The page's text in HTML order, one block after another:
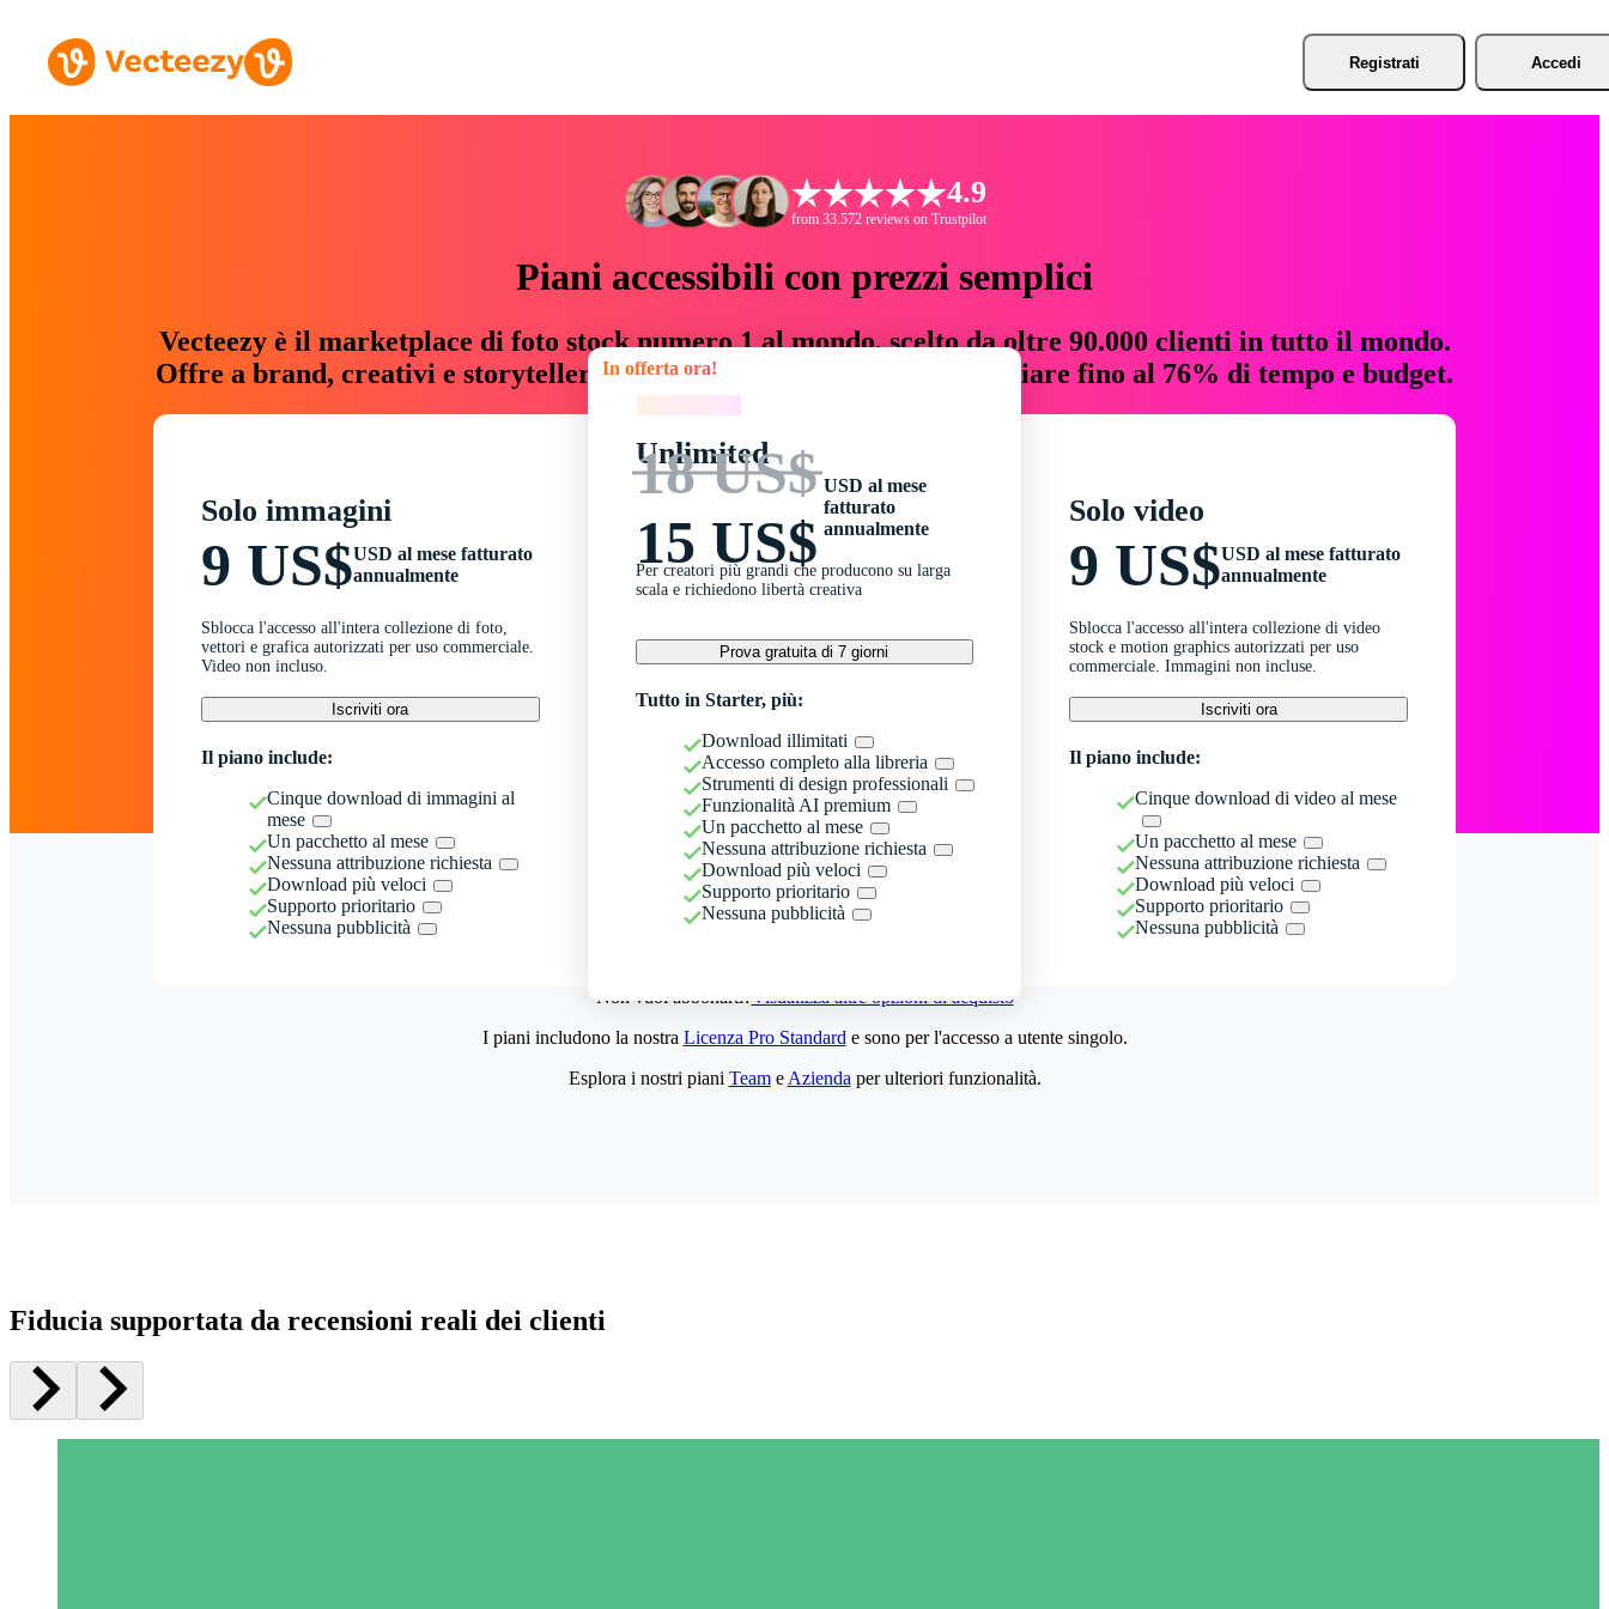
Registrati Accedi
4.9
from 33.572 reviews on Trustpilot
Piani accessibili con prezzi semplici
Vecteezy è il marketplace di foto stock numero 1 al mondo, scelto da oltre 90.000 clienti in tutto il mondo.
Offre a brand, creativi e storyteller risorse creative che fanno risparmiare fino al 76% di tempo e budget.
Solo immagini
9 US$USD al mese fatturato
annualmente
Sblocca l'accesso all'intera collezione di foto,
vettori e grafica autorizzati per uso commerciale.
Video non incluso.
Iscriviti ora
Il piano include:
Cinque download di immagini al
mese
Un pacchetto al mese
Nessuna attribuzione richiesta
Download più veloci
Supporto prioritario
Nessuna pubblicità
In offerta ora!
Unlimited
18 US$
15 US$
USD al mese
fatturato
annualmente
Per creatori più grandi che producono su larga
scala e richiedono libertà creativa
Prova gratuita di 7 giorni
Tutto in Starter, più:
Download illimitati
Accesso completo alla libreria
Strumenti di design professionali
Funzionalità AI premium
Un pacchetto al mese
Nessuna attribuzione richiesta
Download più veloci
Supporto prioritario
Nessuna pubblicità
Solo video
9 US$USD al mese fatturato
annualmente
Sblocca l'accesso all'intera collezione di video
stock e motion graphics autorizzati per uso
commerciale. Immagini non incluse.
Iscriviti ora
Il piano include:
Cinque download di video al mese
Un pacchetto al mese
Nessuna attribuzione richiesta
Download più veloci
Supporto prioritario
Nessuna pubblicità
Non vuoi abbonarti?Visualizza altre opzioni di acquisto
I piani includono la nostra Licenza Pro Standard e sono per l'accesso a utente singolo.
Esplora i nostri piani Teame Azienda per ulteriori funzionalità.
Fiducia supportata da recensioni reali dei clienti